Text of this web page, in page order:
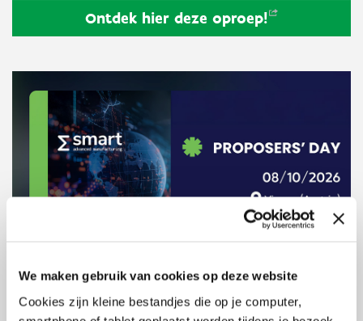
We maken gebruik van cookies op deze website
Cookies zijn kleine bestandjes die op je computer,
Ontdek hier deze oproep!
De deadline voor de indiening van het